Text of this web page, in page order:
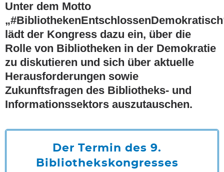
Unter dem Motto
lädt der Kongress dazu ein, über die
Rolle von Bibliotheken in der Demokratie
zu diskutieren und sich über aktuelle
Herausforderungen sowie
Zukunftsfragen des Bibliotheks- und
Informationssektors auszutauschen.
Der Termin des 9.
Bibliothekskongresses